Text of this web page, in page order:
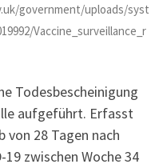
government/uploads/syst
Vaccine_surveillance_r
Todesbescheinigung
aufgeführt. Erfasst
von 28 Tagen nach
zwischen Woche 34